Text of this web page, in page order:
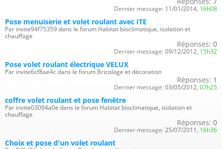
Dernier message: 11/01/2014, 16h08
Pose menuiserie et volet roulant avec ITE
Par invite94f75359 dans le forum Habitat bioclimatique, isolation et
chauffage
Réponses: 0
Dernier message: 09/12/2012, 15h32
Pose volet roulant électrique VELUX
Par invite6cf8ae4c dans le forum Bricolage et décoration
Réponses: 1
Dernier message: 03/05/2012, 07h25
coffre volet roulant et pose fenêtre
Par invite03094a0e dans le forum Habitat bioclimatique, isolation et
chauffage
Réponses: 0
Dernier message: 25/07/2011, 16h36
Choix et pose d'un volet roulant